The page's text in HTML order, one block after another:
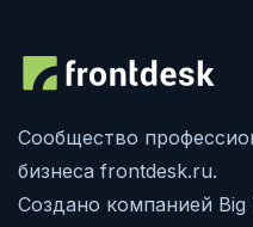
Сообщество
бизнеса frontdesk.ru.
Создано компанией Big